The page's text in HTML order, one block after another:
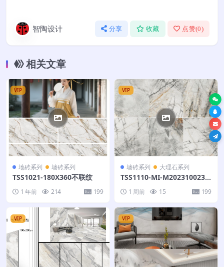
智陶设计 分享 收藏 点赞(0)
相关文章
VIP
地砖系列 墙砖系列
TSS1021-180X360不联纹
1 年前 214 199
VIP
墙砖系列 大理石系列
TSS1110-MI-M202310023-
1 周前 15 199
VIP VIP